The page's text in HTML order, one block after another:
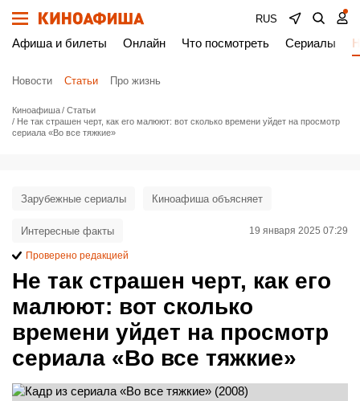
RUS
Афиша и билеты Онлайн Что посмотреть Сериалы
Новости Статьи Про жизнь
Киноафиша
Статьи
Не так страшен черт, как его малюют: вот сколько времени уйдет на просмотр
сериала «Во все тяжкие»
Не так страшен черт, как его
малюют: вот сколько
времени уйдет на просмотр
сериала «Во все тяжкие»
Зарубежные сериалы Киноафиша объясняет
Интересные факты 19 января 2025 07:29
Проверено редакцией